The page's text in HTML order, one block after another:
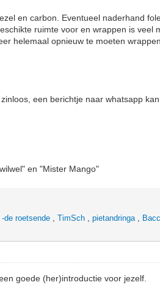
en carbon. Eventueel naderhand
ruimte voor en wrappen is veel
helemaal opnieuw te moeten
een berichtje naar whatsapp
en "Mister Mango"
de roetsende ,TimSch ,pietandringa,
goede (her)introductie voor jezelf.